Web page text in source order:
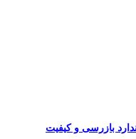
بازرسی و کیفیت